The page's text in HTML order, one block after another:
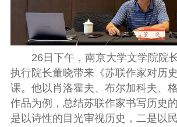
26日下午，南京大学文学院院
执行院长董晓带来《苏联作家对历
课。他以肖洛霍夫、布尔加科夫、
作品为例，总结苏联作家书写历史
是以诗性的目光审视历史，二是以